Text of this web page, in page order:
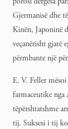
Gjermanisë dhe
Kinën, Japoninë
veçanërisht gjatë
përmbante një
E. V. Feller
farmaceutike
tëpërshtatshme
tij. Suksesi i tij